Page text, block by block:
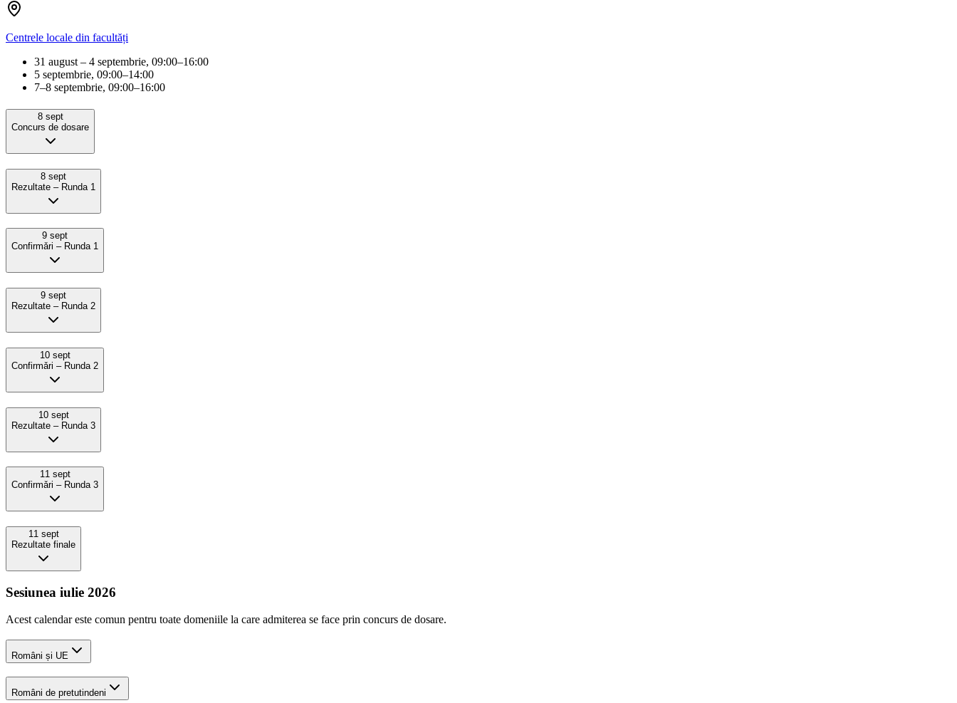
Centrele locale din facultăți
31 august – 4 septembrie, 09:00–16:00
5 septembrie, 09:00–14:00
7–8 septembrie, 09:00–16:00
8 sept
Concurs de dosare
8 sept
Rezultate – Runda 1
9 sept
Confirmǎri – Runda 1
9 sept
Rezultate – Runda 2
10 sept
Confirmǎri – Runda 2
10 sept
Rezultate – Runda 3
11 sept
Confirmǎri – Runda 3
11 sept
Rezultate finale
Sesiunea iulie 2026
Acest calendar este comun pentru toate domeniile la care admiterea se face prin concurs de dosare.
Români și UE
Români de pretutindeni